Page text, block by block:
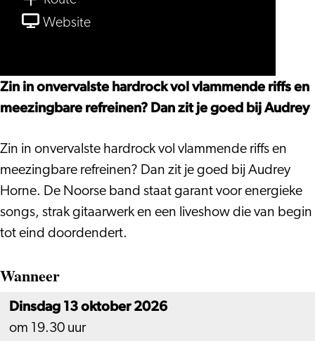
Audrey
Websitevan
Zin in onvervalste hardrock vol vlammende riffs en
meezingbare refreinen? Dan zit je goed bij Audrey
Zin in onvervalste hardrock vol vlammende riffs en
meezingbare refreinen? Dan zit je goed bij Audrey
Horne. De Noorse band staat garant voor energieke
songs, strak gitaarwerk en een liveshow die van begin
tot eind doordendert.
Wanneer
Dinsdag 13 oktober 2026
om 19.30 uur